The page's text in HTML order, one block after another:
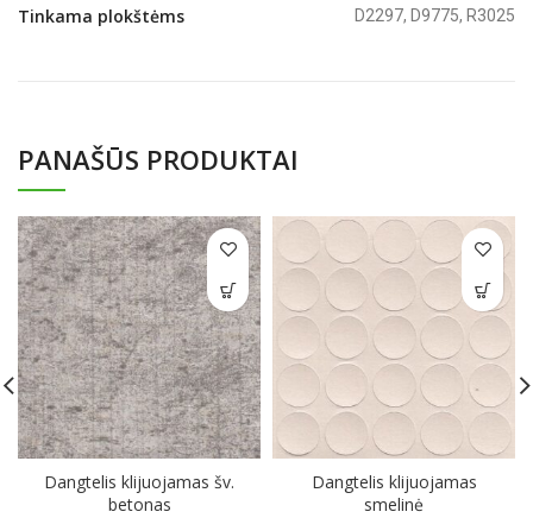
Tinkama plokštėms D2297, D9775, R3025
PANAŠŪS PRODUKTAI
Dangtelis klijuojamas šv.
betonas
Dangtelis klijuojamas
smelinė